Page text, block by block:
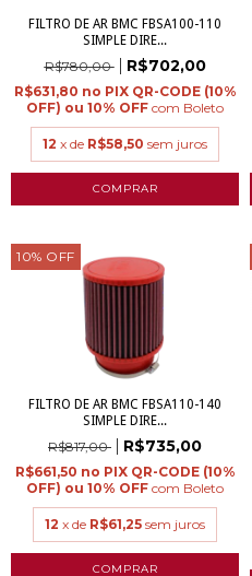
FILTRO DE AR BMC FBSA100-110
SIMPLE DIRE...
R$780,00 R$702,00
R$631,80
com Boleto
12 x de R$58,50 sem juros
10% OFF
FILTRO DE AR BMC FBSA110-140
SIMPLE DIRE...
R$817,00 R$735,00
R$661,50
com Boleto
12 x de R$61,25 sem juros